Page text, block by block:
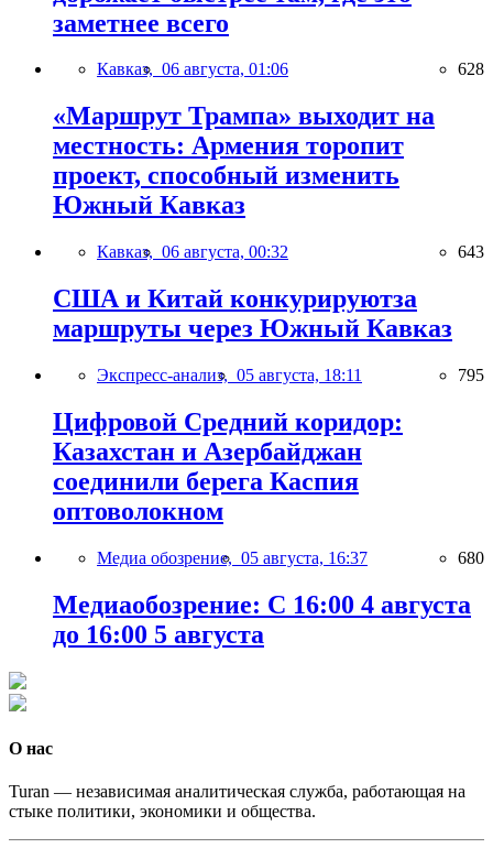
заметнее всего
Кавказ, 06 августа, 01:06 628
«Маршрут Трампа» выходит на
местность: Армения торопит
проект, способный изменить
Южный Кавказ
Кавказ, 06 августа, 00:32 643
США и Китай конкурируютза
маршруты через Южный Кавказ
Экспресс-анализ, 05 августа, 18:11 795
Цифровой Средний коридор:
Казахстан и Азербайджан
соединили берега Каспия
оптоволокном
Медиа обозрение, 05 августа, 16:37 680
Медиаобозрение: С 16:00 4 августа
до 16:00 5 августа
О нас
Turan — независимая аналитическая служба, работающая на
стыке политики, экономики и общества.